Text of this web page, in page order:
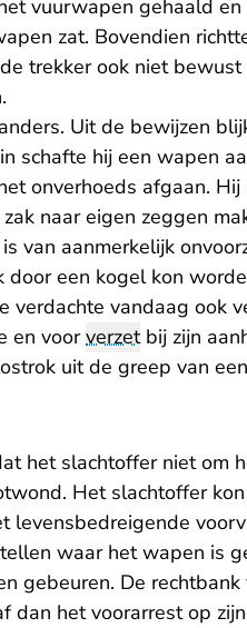
vuurwapen gehaald
zat. Bovendien
trekker ook niet
Uit de bewijzen
schafte hij een wapen
onverhoeds afgaan.
naar eigen zeggen
van aanmerkelijk
een kogel kon
verdachte vandaag ook
en voorverzetbij zijn
uit de greep van
het slachtoffer niet om
Het slachtoffer
levensbedreigende
waar het wapen is
gebeuren. De
dan het voorarrest op